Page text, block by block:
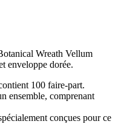
Wreath Vellum
enveloppe dorée.
100 faire-part.
ensemble, comprenant
conçues pour ce